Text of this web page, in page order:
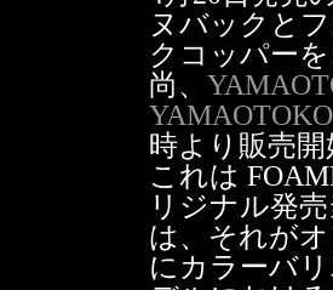
ヌバックと
クコッパー
尚、
時より販売
これは
リジナル発
は、それが
にカラーバ